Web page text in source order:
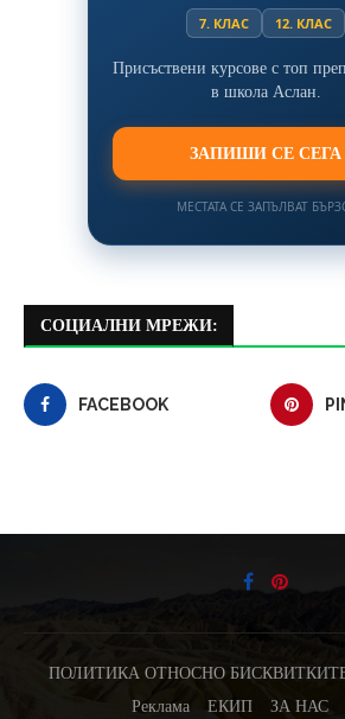
7. КЛАС 12. КЛАС
Присъствени курсове с топ
в школа Аслан.
ЗАПИШИ СЕ СЕГА
МЕСТАТА СЕ ЗАПЪЛВАТ
СОЦИАЛНИ МРЕЖИ:
FACEBOOK
ПОЛИТИКА ОТНОСНО
Реклама
ЕКИП ЗА НАС